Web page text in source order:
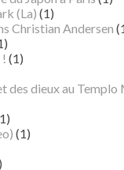
(La) (1)
Christian Andersen
(1)
des dieux au Templo
(1)